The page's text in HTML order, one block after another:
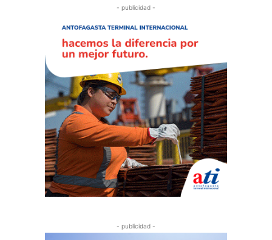
- publicidad -
- publicidad -